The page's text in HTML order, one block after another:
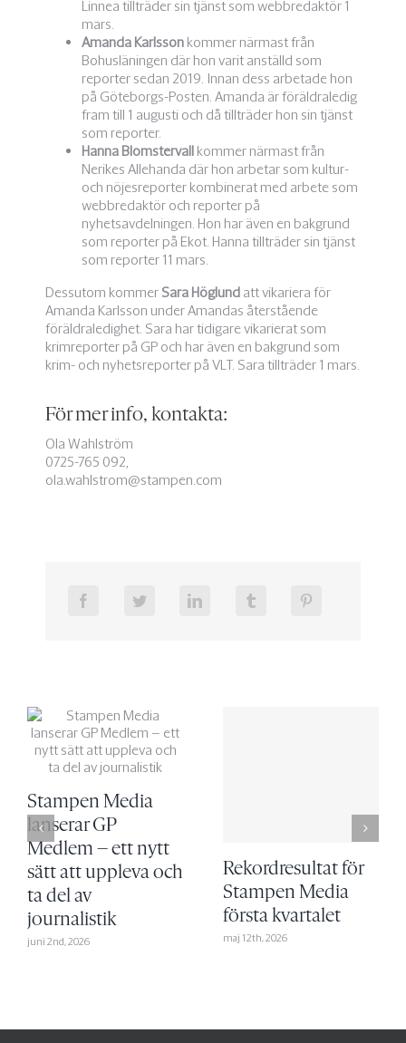
Linnea tillträder sin tjänst som webbredaktör 1
mars.
Amanda Karlsson kommer närmast från
Bohusläningen där hon varit anställd som
reporter sedan 2019. Innan dess arbetade hon
på Göteborgs-Posten. Amanda är föräldraledig
fram till 1 augusti och då tillträder hon sin tjänst
som reporter.
Hanna Blomstervall kommer närmast från
Nerikes Allehanda där hon arbetar som kultur-
och nöjesreporter kombinerat med arbete som
webbredaktör och reporter på
nyhetsavdelningen. Hon har även en bakgrund
som reporter på Ekot. Hanna tillträder sin tjänst
som reporter 11 mars.
Dessutom kommer Sara Höglund att vikariera för
Amanda Karlsson under Amandas återstående
föräldraledighet. Sara har tidigare vikarierat som
krimreporter på GP och har även en bakgrund som
krim- och nyhetsreporter på VLT. Sara tillträder 1 mars.
För mer info, kontakta:
Ola Wahlström
0725-765 092,
ola.wahlstrom@stampen.com
Stampen Media
lanserar GP
Medlem – ett nytt
sätt att uppleva och
ta del av
journalistik
juni 2nd, 2026
Rekordresultat för
Stampen Media
första kvartalet
maj 12th, 2026